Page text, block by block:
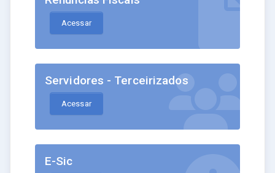
Acessar
Servidores - Terceirizados
Acessar
E-Sic